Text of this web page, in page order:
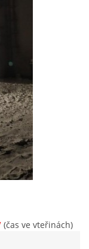
(čas ve vteřinách)